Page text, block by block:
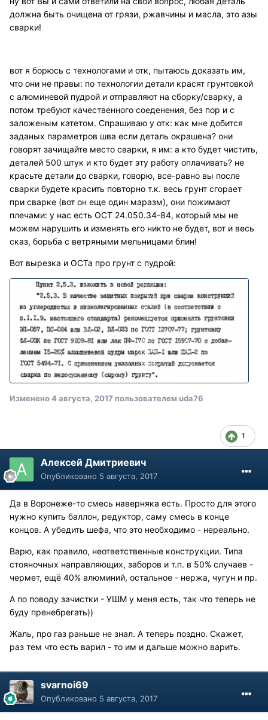
должна быть очищена от грязи, ржавчины и масла, это азы
сварки!
вот я борюсь с технологами и отк, пытаюсь доказать им,
что они не правы: по технологии детали красят грунтовкой
с алюминевой пудрой и отправляют на сборку/сварку, а
потом требуют качественного соеденения, без пор и с
заложеным катетом. Спрашиваю у отк: как мне добится
заданых параметров шва если деталь окрашена? они
говорят зачищайте место сварки, я им: а кто будет чистить,
деталей 500 штук и кто будет эту работу оплачивать? не
красьте детали до сварки, говорю, все-равно вы после
сварки будете красить повторно т.к. весь грунт сгорает
при сварке (вот он еще один маразм), они пожимают
плечами: у нас есть ОСТ 24.050.34-84, который мы не
можем нарушить и изменять его никто не будет, вот и весь
сказ, борьба с ветряными мельницами блин!
Вот вырезка и ОСТа про грунт с пудрой:
Изменено4 августа, 2017 пользователем uda76
1
Алексей Дмитриевич
Опубликовано 5 августа, 2017
Да в Воронеже-то смесь наверняка есть. Просто для этого
нужно купить баллон, редуктор, саму смесь в конце
концов. А убедить шефа, что это необходимо - нереально.
Варю, как правило, неответственные конструкции. Типа
стояночных направляющих, заборов и т.п. в 50% случаев -
чермет, ещё 40% алюминий, остальное - нержа, чугун и пр.
А по поводу зачистки - УШМ у меня есть, так что теперь не
буду пренебрегать))
Жаль, про газ раньше не знал. А теперь поздно. Скажет,
раз тем что есть варил - то им и дальше можно варить.
svarnoi69
Опубликовано 5 августа, 2017